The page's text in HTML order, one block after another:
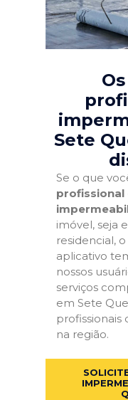
Sete
Se o que
profissional
imóvel, seja
residencial,
aplicativo
nossos
serviços
em Sete
profissionais
na região.